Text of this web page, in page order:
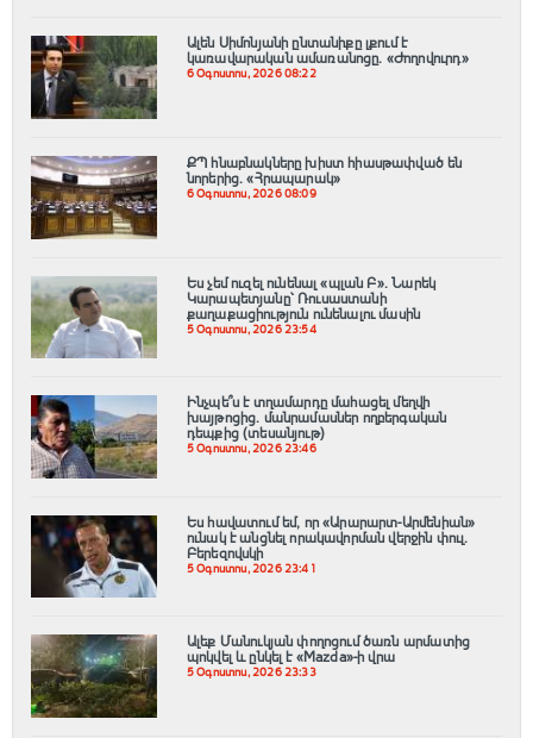
Ալեն Սիմոնյանի ընտանիքը լքում է
կառավարական ամառանոցը. «Ժողովուրդ»
6 Օգոստոս, 2026 08:22
ՔՊ հնաբնակները խիստ հիասթափված են
նորերից. «Հրապարակ»
6 Օգոստոս, 2026 08:09
Ես չեմ ուզել ունենալ «պլան Բ»․ Նարեկ
Կարապետյանը՝ Ռուսաստանի
քաղաքացիություն ունենալու մասին
5 Օգոստոս, 2026 23:54
Ինչպե՞ս է տղամարդը մահացել մեղվի
խայթոցից. մանրամասներ ողբերգական
դեպքից (տեսանյութ)
5 Օգոստոս, 2026 23:46
Ես հավատում եմ, որ «Արարարտ-Արմենիան»
ունակ է անցնել որակավորման վերջին փուլ.
Բերեզովսկի
5 Օգոստոս, 2026 23:41
Ալեք Մանուկյան փողոցում ծառն արմատից
պոկվել և ընկել է «Mazda»-ի վրա
5 Օգոստոս, 2026 23:33